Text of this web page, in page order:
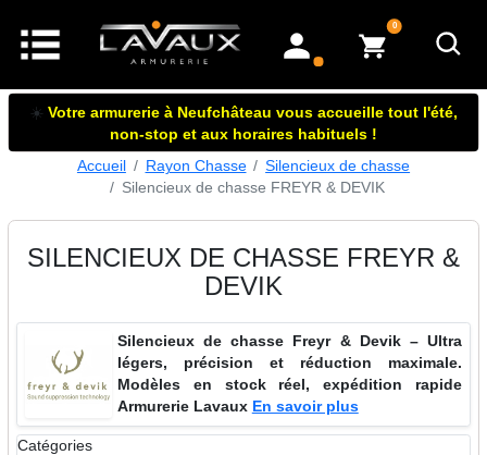
mon compte
0articles dans le panier
☀️ Votre armurerie à Neufchâteau vous accueille tout l'été,
non-stop et aux horaires habituels !
Accueil
Rayon Chasse
Silencieux de chasse
Silencieux de chasse FREYR & DEVIK
SILENCIEUX DE CHASSE FREYR &
DEVIK
Silencieux de chasse Freyr & Devik – Ultra
légers, précision et réduction maximale.
Modèles en stock réel, expédition rapide
Armurerie Lavaux En savoir plus
Catégories